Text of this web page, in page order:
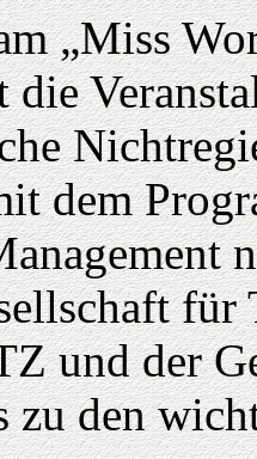
„Miss
die
dem
für
und der
zu den